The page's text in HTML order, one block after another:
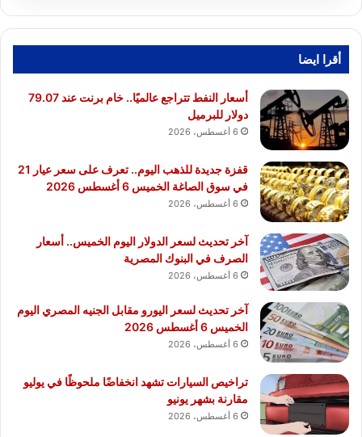
أقرا ايضا
أسعار النفط تتراجع عالميًا.. خام برنت عند 79.07
دولار للبرميل
6 أغسطس، 2026
قفزة جديدة للذهب اليوم.. تعرف على سعر عيار 21
في سوق الصاغة الخميس 6 أغسطس 2026
6 أغسطس، 2026
آخر تحديث لسعر الدولار اليوم الخميس.. أسعار
الصرف في البنوك المصرية
6 أغسطس، 2026
آخر تحديث لسعر اليورو مقابل الجنيه المصري اليوم
الخميس 6 أغسطس 2026
6 أغسطس، 2026
تراخيص السيارات تشهد انخفاضًا ملحوظًا في يوليو
مقارنة بشهر يونيو
6 أغسطس، 2026